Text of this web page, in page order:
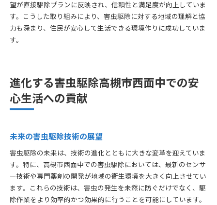
望が直接駆除プランに反映され、信頼性と満足度が向上していま
す。こうした取り組みにより、害虫駆除に対する地域の理解と協
力も深まり、住民が安心して生活できる環境作りに成功していま
す。
進化する害虫駆除高槻市西面中での安
心生活への貢献
未来の害虫駆除技術の展望
害虫駆除の未来は、技術の進化とともに大きな変革を迎えていま
す。特に、高槻市西面中での害虫駆除においては、最新のセンサ
ー技術や専門薬剤の開発が地域の衛生環境を大きく向上させてい
ます。これらの技術は、害虫の発生を未然に防ぐだけでなく、駆
除作業をより効率的かつ効果的に行うことを可能にしています。